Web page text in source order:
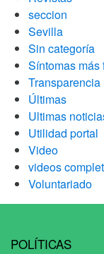
seccion
Sevilla
Sin categoría
Síntomas más
Transparencia
Últimas
Ultimas
Utilidad portal
Video
videos
Voluntariado
POLÍTICAS